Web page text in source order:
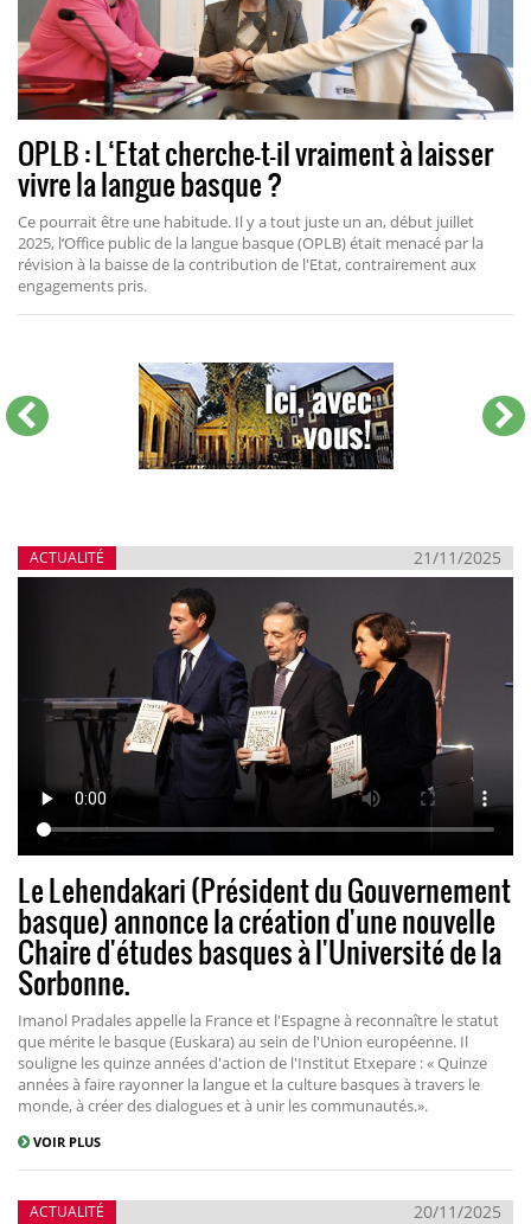
OPLB : L‘Etat cherche-t-il vraiment à laisser
vivre la langue basque ?
Ce pourrait être une habitude. Il y a tout juste un an, début juillet
2025, l‘Office public de la langue basque (OPLB) était menacé par la
révision à la baisse de la contribution de l'Etat, contrairement aux
engagements pris.
ACTUALITÉ 21/11/2025
Le Lehendakari (Président du Gouvernement
basque) annonce la création d'une nouvelle
Chaire d'études basques à l'Université de la
Sorbonne.
Imanol Pradales appelle la France et l'Espagne à reconnaître le statut
que mérite le basque (Euskara) au sein de l'Union européenne. Il
souligne les quinze années d'action de l'Institut Etxepare : « Quinze
années à faire rayonner la langue et la culture basques à travers le
monde, à créer des dialogues et à unir les communautés.».
VOIR PLUS
ACTUALITÉ 20/11/2025